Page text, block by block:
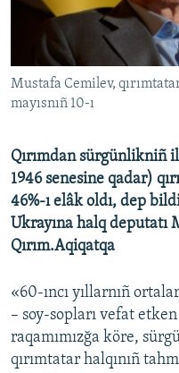
Русский
Українською
QOŞULIÑIZ!
RFE/RS bütün saytları
Mustafa Cemilev,
mayısnıñ 10-ı
Qırımdan sürgünlikniñ
1946 senesine qadar)
46%-ı elâk oldı, dep
Ukrayına halq deputatı
Qırım.Aqiqatqa
«60-ıncı yıllarnıñ
– soy-sopları vefat
raqamımızğa köre,
qırımtatar halqınıñ